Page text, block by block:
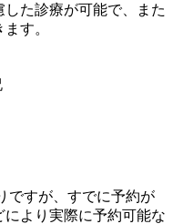
た診療が可能で、また
す。
ですが、すでに予約が
より実際に予約可能な